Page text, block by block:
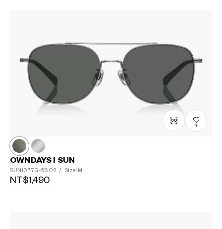
4
OWNDAYS | SUN
SUN1077G-5S C2 / Size: M
NT$1,490